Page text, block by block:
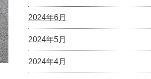
2024年6月
2024年5月
2024年4月